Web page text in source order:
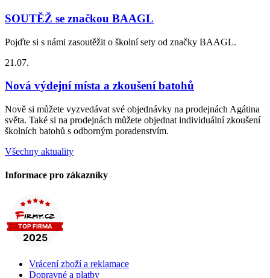
SOUTĚŽ se značkou BAAGL
Pojďte si s námi zasoutěžit o školní sety od značky BAAGL.
21.07.
Nová výdejní místa a zkoušení batohů
Nově si můžete vyzvedávat své objednávky na prodejnách Agátina
světa. Také si na prodejnách můžete objednat individuální zkoušení
školních batohů s odborným poradenstvím.
Všechny aktuality
Informace pro zákazníky
Vrácení zboží a reklamace
Dopravné a platby